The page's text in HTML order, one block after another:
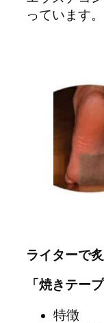
っています
ライターで
「焼きテー
特徴